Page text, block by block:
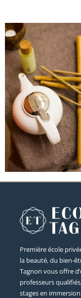
Première école
la beauté, du bien-
Tagnon vous offre
professeurs
stages en